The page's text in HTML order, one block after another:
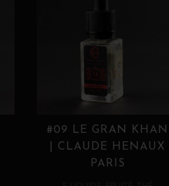
#09 LE GRAN KHAN
| CLAUDE HENAUX
PARIS